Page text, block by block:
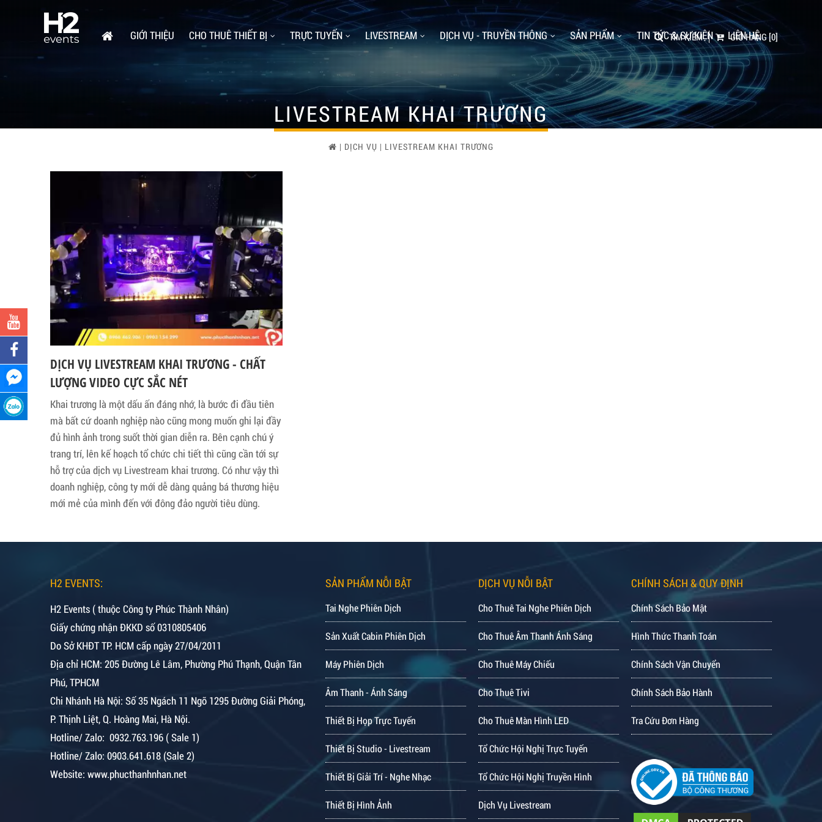
GIỚI THIỆU CHO THUÊ THIẾT BỊ TRỰC TUYẾN LIVESTREAM DỊCH VỤ - TRUYỀN THÔNG SẢN PHẨM TIN TỨC & SỰ KIỆN LIÊN HỆ
GIỎ HÀNG[0]
TÌM KIẾM
LIVESTREAM KHAI TRƯƠNG
| DỊCH VỤ | LIVESTREAM KHAI TRƯƠNG
DỊCH VỤ LIVESTREAM KHAI TRƯƠNG - CHẤT
LƯỢNG VIDEO CỰC SẮC NÉT
Khai trương là một dấu ấn đáng nhớ, là bước đi đầu tiên
mà bất cứ doanh nghiệp nào cũng mong muốn ghi lại đầy
đủ hình ảnh trong suốt thời gian diễn ra. Bên cạnh chú ý
trang trí, lên kế hoạch tổ chức chi tiết thì cũng cần tới sự
hỗ trợ của dịch vụ Livestream khai trương. Có như vậy thì
doanh nghiệp, công ty mới dễ dàng quảng bá thương hiệu
mới mẻ của mình đến với đông đảo người tiêu dùng.
H2 EVENTS:
H2 Events ( thuộc Công ty Phúc Thành Nhân)
Giấy chứng nhận ĐKKD số 0310805406
Do Sở KHĐT TP. HCM cấp ngày 27/04/2011
Địa chỉ HCM: 205 Đường Lê Lâm, Phường Phú Thạnh, Quận Tân
Phú, TPHCM
Chi Nhánh Hà Nội: Số 35 Ngách 11 Ngõ 1295 Đường Giải Phóng,
P. Thịnh Liệt, Q. Hoàng Mai, Hà Nội.
Hotline/ Zalo: 0932.763.196 ( Sale 1)
Hotline/ Zalo: 0903.641.618 (Sale 2)
Website: www.phucthanhnhan.net
SẢN PHẨM NỖI BẬT
Tai Nghe Phiên Dịch
Sản Xuất Cabin Phiên Dịch
Máy Phiên Dịch
Âm Thanh - Ánh Sáng
Thiết Bị Họp Trực Tuyến
Thiết Bị Studio - Livestream
Thiết Bị Giải Trí - Nghe Nhạc
Thiết Bị Hình Ảnh
DỊCH VỤ NỖI BẬT
Cho Thuê Tai Nghe Phiên Dịch
Cho Thuê Âm Thanh Ánh Sáng
Cho Thuê Máy Chiếu
Cho Thuê Tivi
Cho Thuê Màn Hình LED
Tổ Chức Hội Nghị Trực Tuyến
Tổ Chức Hội Nghị Truyền Hình
Dịch Vụ Livestream
CHÍNH SÁCH & QUY ĐỊNH
Chính Sách Bảo Mật
Hình Thức Thanh Toán
Chính Sách Vận Chuyển
Chính Sách Bảo Hành
Tra Cứu Đơn Hàng